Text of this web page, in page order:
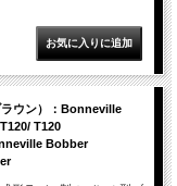
ウン）：Bonneville
T120
Bobber